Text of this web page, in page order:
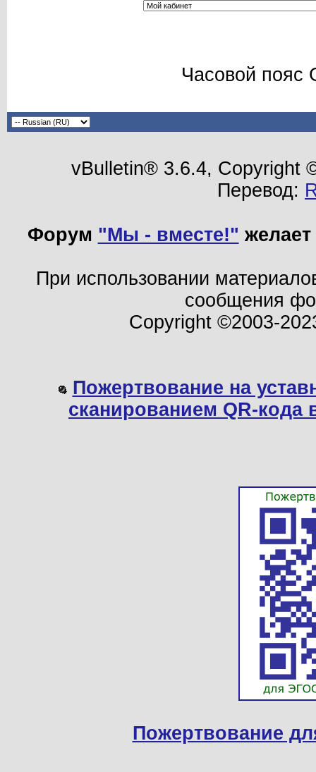
Часовой пояс
vBulletin® 3.6.4, Copyright
Перевод:
Форум "Мы - вместе!"
При использовании
сообщения
Copyright ©2003-
Пожертвование на
сканированием QR-
Пожертвование